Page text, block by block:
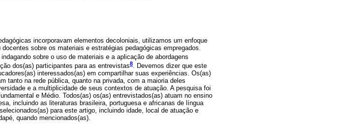
incorporavam elementos decoloniais, utilizamos um enfoque
sobre os materiais e estratégias pedagógicas empregados.
sobre o uso de materiais e a aplicação de abordagens
dos(as) participantes para as entrevistas8. Devemos dizer que este
interessados(as) em compartilhar suas experiências. Os(as)
tanto na rede pública, quanto na privada, com a maioria deles
e a multiplicidade de seus contextos de atuação. A pesquisa foi
e Médio. Todos(as) os(as) entrevistados(as) atuam no ensino
incluindo as literaturas brasileira, portuguesa e africanas de língua
para este artigo, incluindo idade, local de atuação e
quando mencionados(as).